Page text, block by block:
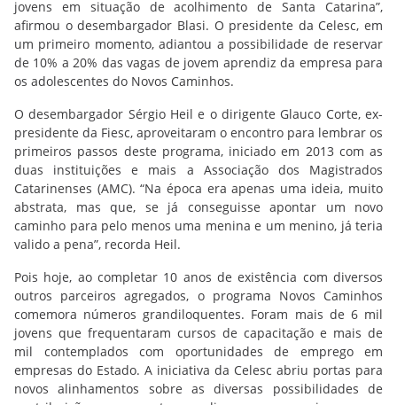
jovens em situação de acolhimento de Santa Catarina”,
afirmou o desembargador Blasi. O presidente da Celesc, em
um primeiro momento, adiantou a possibilidade de reservar
de 10% a 20% das vagas de jovem aprendiz da empresa para
os adolescentes do Novos Caminhos.
O desembargador Sérgio Heil e o dirigente Glauco Corte, ex-
presidente da Fiesc, aproveitaram o encontro para lembrar os
primeiros passos deste programa, iniciado em 2013 com as
duas instituições e mais a Associação dos Magistrados
Catarinenses (AMC). “Na época era apenas uma ideia, muito
abstrata, mas que, se já conseguisse apontar um novo
caminho para pelo menos uma menina e um menino, já teria
valido a pena”, recorda Heil.
Pois hoje, ao completar 10 anos de existência com diversos
outros parceiros agregados, o programa Novos Caminhos
comemora números grandiloquentes. Foram mais de 6 mil
jovens que frequentaram cursos de capacitação e mais de
mil contemplados com oportunidades de emprego em
empresas do Estado. A iniciativa da Celesc abriu portas para
novos alinhamentos sobre as diversas possibilidades de